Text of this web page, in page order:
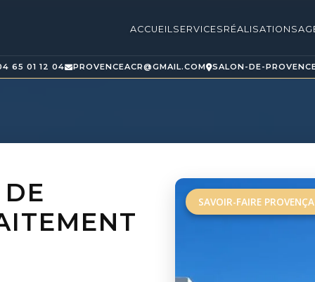
ACCUEIL SERVICES RÉALISATIONS
65 01 12 04 PROVENCEACR@GMAIL.COM SALON-DE-
SAVOIR-FAIRE